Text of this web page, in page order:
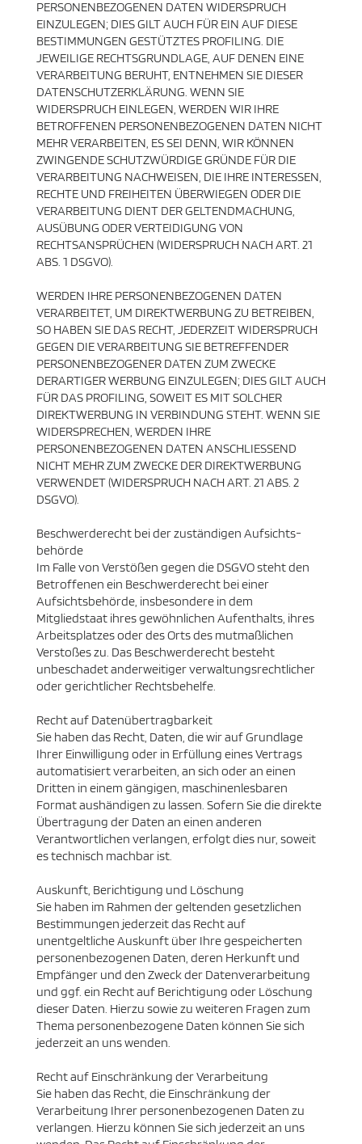
PERSONENBEZOGENEN DATEN WIDERSPRUCH
EINZULEGEN; DIES GILT AUCH FÜR EIN AUF DIESE
BESTIMMUNGEN GESTÜTZTES PROFILING. DIE
JEWEILIGE RECHTSGRUNDLAGE, AUF DENEN EINE
VERARBEITUNG BERUHT, ENTNEHMEN SIE DIESER
DATENSCHUTZERKLÄRUNG. WENN SIE
WIDERSPRUCH EINLEGEN, WERDEN WIR IHRE
BETROFFENEN PERSONENBEZOGENEN DATEN NICHT
MEHR VERARBEITEN, ES SEI DENN, WIR KÖNNEN
ZWINGENDE SCHUTZWÜRDIGE GRÜNDE FÜR DIE
VERARBEITUNG NACHWEISEN, DIE IHRE INTERESSEN,
RECHTE UND FREIHEITEN ÜBERWIEGEN ODER DIE
VERARBEITUNG DIENT DER GELTENDMACHUNG,
AUSÜBUNG ODER VERTEIDIGUNG VON
RECHTSANSPRÜCHEN (WIDERSPRUCH NACH ART. 21
ABS. 1 DSGVO).
WERDEN IHRE PERSONENBEZOGENEN DATEN
VERARBEITET, UM DIREKTWERBUNG ZU BETREIBEN,
SO HABEN SIE DAS RECHT, JEDERZEIT WIDERSPRUCH
GEGEN DIE VERARBEITUNG SIE BETREFFENDER
PERSONENBEZOGENER DATEN ZUM ZWECKE
DERARTIGER WERBUNG EINZULEGEN; DIES GILT AUCH
FÜR DAS PROFILING, SOWEIT ES MIT SOLCHER
DIREKTWERBUNG IN VERBINDUNG STEHT. WENN SIE
WIDERSPRECHEN, WERDEN IHRE
PERSONENBEZOGENEN DATEN ANSCHLIESSEND
NICHT MEHR ZUM ZWECKE DER DIREKTWERBUNG
VERWENDET (WIDERSPRUCH NACH ART. 21 ABS. 2
DSGVO).
Beschwerde­recht bei der zuständigen Aufsichts­
behörde
Im Falle von Verstößen gegen die DSGVO steht den
Betroffenen ein Beschwerderecht bei einer
Aufsichtsbehörde, insbesondere in dem
Mitgliedstaat ihres gewöhnlichen Aufenthalts, ihres
Arbeitsplatzes oder des Orts des mutmaßlichen
Verstoßes zu. Das Beschwerderecht besteht
unbeschadet anderweitiger verwaltungsrechtlicher
oder gerichtlicher Rechtsbehelfe.
Recht auf Daten­übertrag­barkeit
Sie haben das Recht, Daten, die wir auf Grundlage
Ihrer Einwilligung oder in Erfüllung eines Vertrags
automatisiert verarbeiten, an sich oder an einen
Dritten in einem gängigen, maschinenlesbaren
Format aushändigen zu lassen. Sofern Sie die direkte
Übertragung der Daten an einen anderen
Verantwortlichen verlangen, erfolgt dies nur, soweit
es technisch machbar ist.
Auskunft, Berichtigung und Löschung
Sie haben im Rahmen der geltenden gesetzlichen
Bestimmungen jederzeit das Recht auf
unentgeltliche Auskunft über Ihre gespeicherten
personenbezogenen Daten, deren Herkunft und
Empfänger und den Zweck der Datenverarbeitung
und ggf. ein Recht auf Berichtigung oder Löschung
dieser Daten. Hierzu sowie zu weiteren Fragen zum
Thema personenbezogene Daten können Sie sich
jederzeit an uns wenden.
Recht auf Einschränkung der Verarbeitung
Sie haben das Recht, die Einschränkung der
Verarbeitung Ihrer personenbezogenen Daten zu
verlangen. Hierzu können Sie sich jederzeit an uns